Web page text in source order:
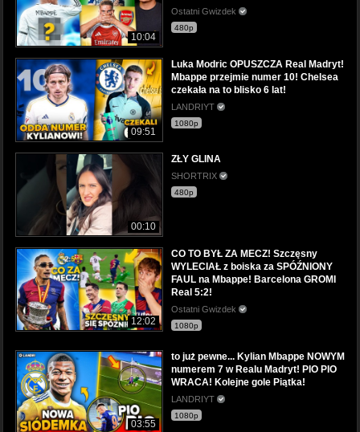
10:04
Ostatni Gwizdek
480p
09:51
Luka Modric OPUSZCZA Real Madryt!
Mbappe przejmie numer 10! Chelsea
czekała na to blisko 6 lat!
LANDRIYT
1080p
00:10
ZŁY GLINA
SHORTRIX
480p
12:02
CO TO BYŁ ZA MECZ! Szczęsny
WYLECIAŁ z boiska za SPÓŹNIONY
FAUL na Mbappe! Barcelona GROMI
Real 5:2!
Ostatni Gwizdek
1080p
03:55
to już pewne... Kylian Mbappe NOWYM
numerem 7 w Realu Madryt! PIO PIO
WRACA! Kolejne gole Piątka!
LANDRIYT
1080p